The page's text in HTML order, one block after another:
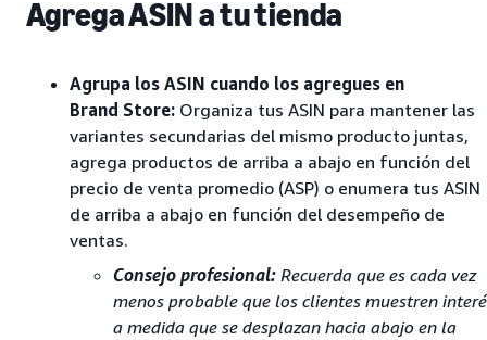
Agrega ASIN a tu tienda
Agrupa los ASIN cuando los agregues en
Brand Store: Organiza tus ASIN para mantener las
variantes secundarias del mismo producto juntas,
agrega productos de arriba a abajo en función del
precio de venta promedio (ASP) o enumera tus ASIN
de arriba a abajo en función del desempeño de
ventas.
Consejo profesional: Recuerda que es cada vez
menos probable que los clientes muestren
a medida que se desplazan hacia abajo en la